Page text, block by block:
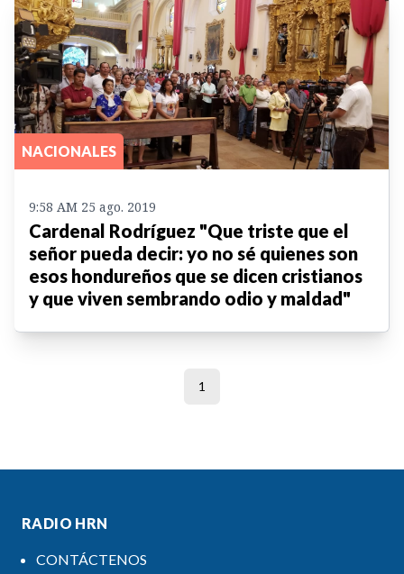
NACIONALES
9:58 AM 25 ago. 2019
Cardenal Rodríguez "Que triste que el
señor pueda decir: yo no sé quienes son
esos hondureños que se dicen cristianos
y que viven sembrando odio y maldad"
1
RADIO HRN
CONTÁCTENOS